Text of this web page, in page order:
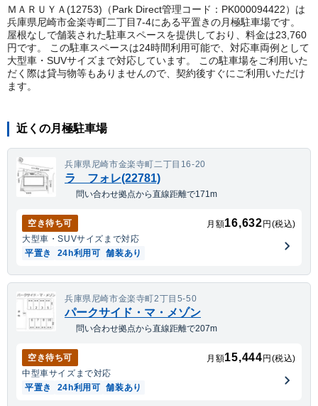
ＭＡＲＵＹＡ(12753)（Park Direct管理コード：PK000094422）は
兵庫県尼崎市金楽寺町二丁目7-4にある平置きの月極駐車場です。
屋根なしで舗装された駐車スペースを提供しており、料金は23,760
円です。 この駐車スペースは24時間利用可能で、対応車両例として
大型車・SUVサイズまで対応しています。 この駐車場をご利用いた
だく際は貸与物等もありませんので、契約後すぐにご利用いただけ
ます。
近くの月極駐車場
兵庫県尼崎市金楽寺町二丁目16-20
ラ フォレ(22781)
問い合わせ拠点から直線距離で171m
空き待ち可 月額16,632 円(税込)
大型車・SUVサイズまで対応
平置き
24h利用可 舗装あり
兵庫県尼崎市金楽寺町2丁目5-50
パークサイド・マ・メゾン
問い合わせ拠点から直線距離で207m
空き待ち可 月額15,444 円(税込)
中型車サイズまで対応
平置き
24h利用可 舗装あり